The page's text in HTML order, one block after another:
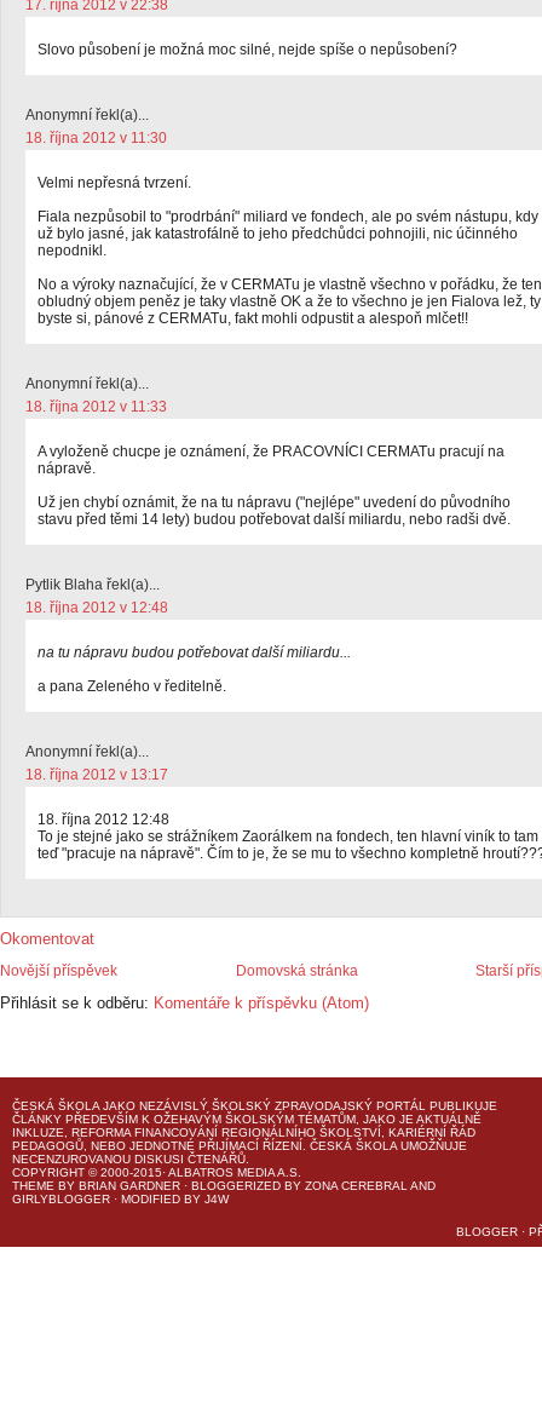
17. října 2012 v 22:38
Slovo působení je možná moc silné, nejde spíše o nepůsobení?
Anonymní řekl(a)...
18. října 2012 v 11:30
Velmi nepřesná tvrzení.
Fiala nezpůsobil to "prodrbání" miliard ve fondech, ale po svém nástupu, kdy
už bylo jasné, jak katastrofálně to jeho předchůdci pohnojili, nic účinného
nepodnikl.
No a výroky naznačující, že v CERMATu je vlastně všechno v pořádku, že ten
obludný objem peněz je taky vlastně OK a že to všechno je jen Fialova lež, ty
byste si, pánové z CERMATu, fakt mohli odpustit a alespoň mlčet!!
Anonymní řekl(a)...
18. října 2012 v 11:33
A vyloženě chucpe je oznámení, že PRACOVNÍCI CERMATu pracují na
nápravě.
Už jen chybí oznámit, že na tu nápravu ("nejlépe" uvedení do původního
stavu před těmi 14 lety) budou potřebovat další miliardu, nebo radši dvě.
Pytlik Blaha řekl(a)...
18. října 2012 v 12:48
na tu nápravu budou potřebovat další miliardu...
a pana Zeleného v ředitelně.
Anonymní řekl(a)...
18. října 2012 v 13:17
18. října 2012 12:48
To je stejné jako se strážníkem Zaorálkem na fondech, ten hlavní viník to tam
teď "pracuje na nápravě". Čím to je, že se mu to všechno kompletně
Okomentovat
Novější příspěvek Starší
Domovská stránka
Přihlásit se k odběru: Komentáře k příspěvku (Atom)
ČESKÁ ŠKOLA JAKO NEZÁVISLÝ ŠKOLSKÝ ZPRAVODAJSKÝ PORTÁL PUBLIKUJE
ČLÁNKY PŘEDEVŠÍM K OŽEHAVÝM ŠKOLSKÝM TÉMATŮM, JAKO JE AKTUÁLNĚ
INKLUZE, REFORMA FINANCOVÁNÍ REGIONÁLNÍHO ŠKOLSTVÍ, KARIÉRNÍ ŘÁD
PEDAGOGŮ, NEBO JEDNOTNÉ PŘIJÍMACÍ ŘÍZENÍ. ČESKÁ ŠKOLA UMOŽŇUJE
NECENZUROVANOU DISKUSI ČTENÁŘŮ.
COPYRIGHT © 2000-2015· ALBATROS MEDIA A.S.
THEME BY BRIAN GARDNER · BLOGGERIZED BY ZONA CEREBRAL AND
GIRLYBLOGGER · MODIFIED BY J4W
BLOGGER ·